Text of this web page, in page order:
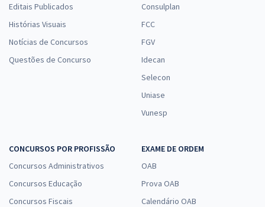
Editais Publicados
Histórias Visuais
Notícias de Concursos
Questões de Concurso
Consulplan
FCC
FGV
Idecan
Selecon
Uniase
Vunesp
CONCURSOS POR PROFISSÃO
Concursos Administrativos
Concursos Educação
Concursos Fiscais
EXAME DE ORDEM
OAB
Prova OAB
Calendário OAB